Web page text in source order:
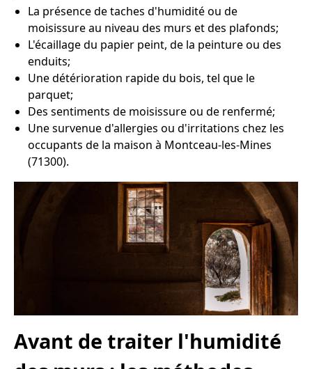
La présence de taches d'humidité ou de
moisissure au niveau des murs et des plafonds;
L'écaillage du papier peint, de la peinture ou des
enduits;
Une détérioration rapide du bois, tel que le
parquet;
Des sentiments de moisissure ou de renfermé;
Une survenue d'allergies ou d'irritations chez les
occupants de la maison à Montceau-les-Mines
(71300).
Avant de traiter l'humidité